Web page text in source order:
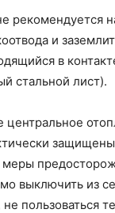
рекомендуется
и
в
стальной лист).
защищены
выключить из
пользоваться